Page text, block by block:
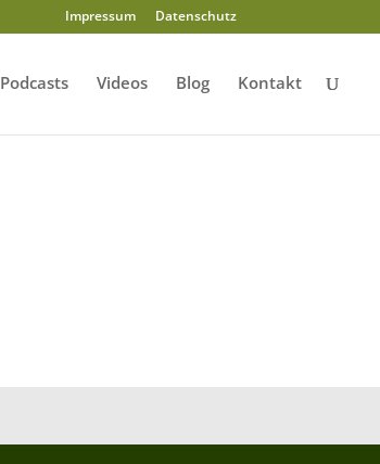
Impressum Datenschutz
Podcasts Videos Blog Kontakt